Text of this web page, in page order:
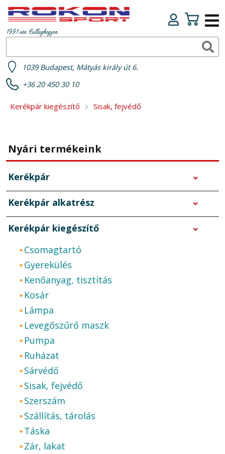
1991 óta Csillaghegyen
1039 Budapest, Mátyás király út 6.
+36 20 450 30 10
Kerékpár kiegészítő Sisak, fejvédő
Nyári termékeink
Kerékpár
Kerékpár alkatrész
Kerékpár kiegészítő
Csomagtartó
Gyerekülés
Kenőanyag, tisztítás
Kosár
Lámpa
Levegőszűrő maszk
Pumpa
Ruházat
Sárvédő
Sisak, fejvédő
Szerszám
Szállítás, tárolás
Táska
Zár, lakat